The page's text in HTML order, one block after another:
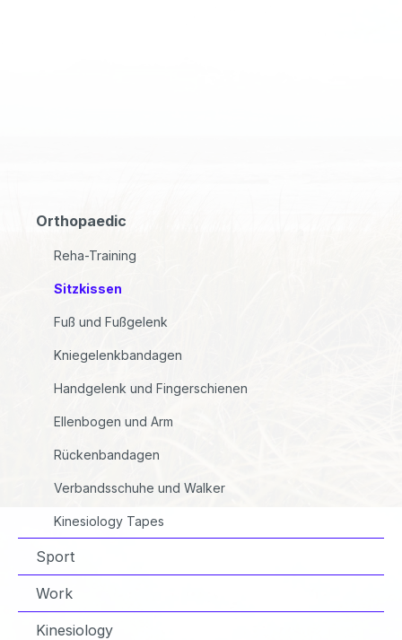
Orthopaedic
Reha-Training
Sitzkissen
Fuß und Fußgelenk
Kniegelenkbandagen
Handgelenk und Fingerschienen
Ellenbogen und Arm
Rückenbandagen
Verbandsschuhe und Walker
Kinesiology Tapes
Sport
Work
Kinesiology